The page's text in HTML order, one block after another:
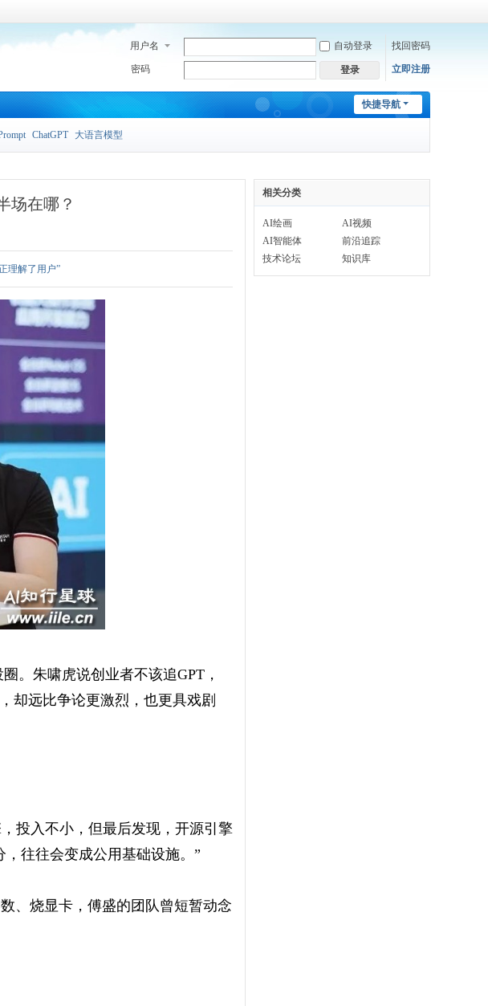
用户名 自动登录 找回密码
密码 登录 立即注册
快捷导航
ChatGPT 大语言模型
场在哪？
理解了用户”
。朱啸虎说创业者不该追GPT，
却远比争论更激烈，也更具戏剧
投入不小，但最后发现，开源引擎
往往会变成公用基础设施。”
、烧显卡，傅盛的团队曾短暂动念
相关分类
AI绘画
AI视频
AI智能体
前沿追踪
技术论坛
知识库